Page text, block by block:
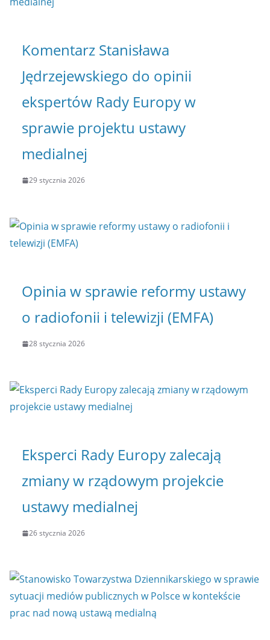
Komentarz Stanisława
Jędrzejewskiego do opinii
ekspertów Rady Europy w
sprawie projektu ustawy
medialnej
29 stycznia 2026
Opinia w sprawie reformy ustawy
o radiofonii i telewizji (EMFA)
28 stycznia 2026
Eksperci Rady Europy zalecają
zmiany w rządowym projekcie
ustawy medialnej
26 stycznia 2026